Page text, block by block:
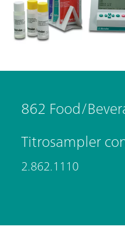
862 Food/
Titrosampler
2.862.1110